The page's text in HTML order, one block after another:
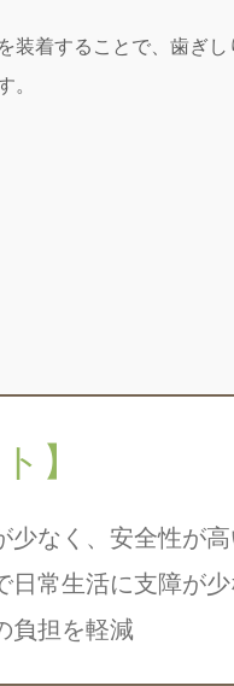
装着することで、歯ぎ
。
】
少なく、安全性が高
日常生活に支障が
負担を軽減